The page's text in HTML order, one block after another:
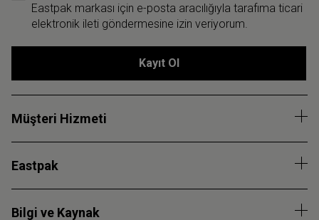
Eastpak markası için e-posta aracılığıyla tarafıma ticari
elektronik ileti göndermesine izin veriyorum.
Kayıt Ol
Müşteri Hizmeti
Eastpak
Bilgi ve Kaynak